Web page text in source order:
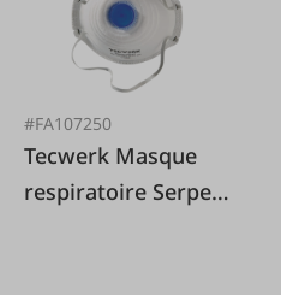
#FA107250
Tecwerk Masque
respiratoire Serpent